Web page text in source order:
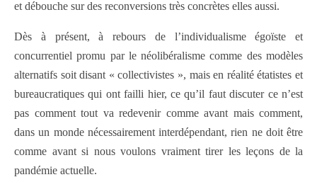
et débouche sur des reconversions très concrètes elles aussi.
Dès à présent, à rebours de l’individualisme égoïste et
concurrentiel promu par le néolibéralisme comme des modèles
alternatifs soit disant « collectivistes », mais en réalité étatistes et
bureaucratiques qui ont failli hier, ce qu’il faut discuter ce n’est
pas comment tout va redevenir comme avant mais comment,
dans un monde nécessairement interdépendant, rien ne doit être
comme avant si nous voulons vraiment tirer les leçons de la
pandémie actuelle.